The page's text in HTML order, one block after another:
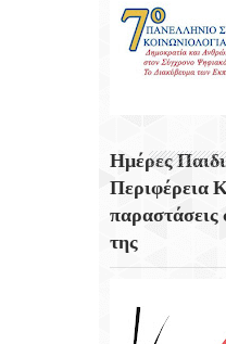
Ημέρες
Περιφέρεια
παραστάσεις
της